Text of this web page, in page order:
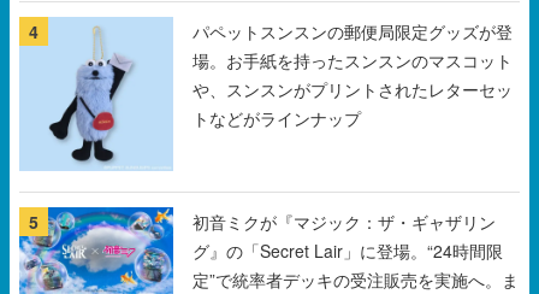
4
パペットスンスンの郵便局限定グッズが登
場。お手紙を持ったスンスンのマスコット
や、スンスンがプリントされたレターセッ
トなどがラインナップ
5
初音ミクが『マジック：ザ・ギャザリン
グ』の「Secret Lair」に登場。“24時間限
定”で統率者デッキの受注販売を実施へ。ま